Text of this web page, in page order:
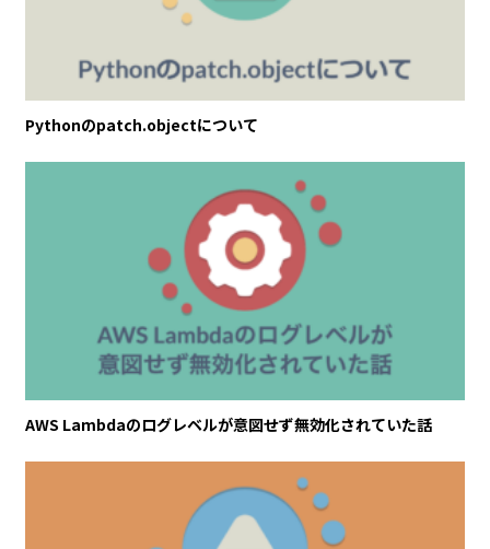
Pythonのpatch.objectについて
AWS Lambdaのログレベルが意図せず無効化されていた話